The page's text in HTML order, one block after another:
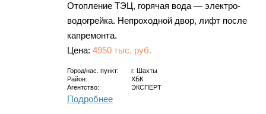
Отопление ТЭЦ, горячая вода — электро-
водогрейка. Непроходной двор, лифт после
капремонта.
Цена: 4950 тыс. руб.
Город/нас. пункт: г.
Шахты
Район:
ХБК
Агентство:
ЭКСПЕРТ
Подробнее